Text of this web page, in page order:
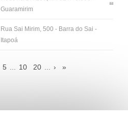
Guaramirim
Rua Sai Mirim, 500 - Barra do Sai -
Itapoá
5 10 20 › »